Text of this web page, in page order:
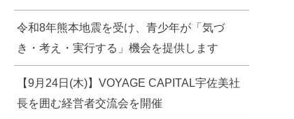
令和8年熊本地震を受け、青少年が「気づ
き・考え・実行する」機会を提供します
【9月24日(木)】VOYAGE CAPITAL宇佐美社
長を囲む経営者交流会を開催